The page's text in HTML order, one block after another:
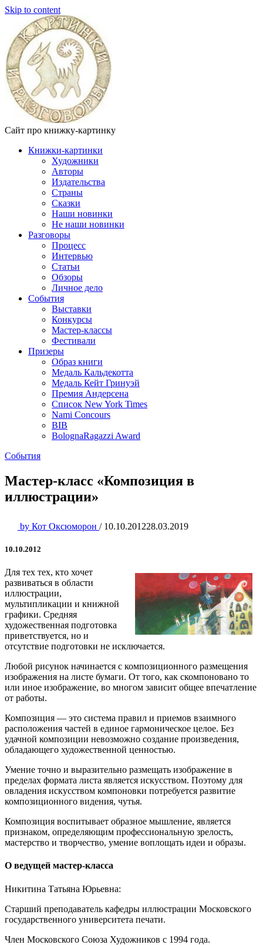
Skip to content
Сайт про книжку-картинку
Книжки-картинки
Художники
Авторы
Издательства
Страны
Сказки
Наши новинки
Не наши новинки
Разговоры
Процесс
Интервью
Статьи
Обзоры
Личное дело
События
Выставки
Конкурсы
Мастер-классы
Фестивали
Призеры
Образ книги
Медаль Кальдекотта
Медаль Кейт Гринуэй
Премия Андерсена
Список New York Times
Nami Concours
BIB
BolognaRagazzi Award
События
Мастер-класс «Композиция в
иллюстрации»
by Кот Оксюморон / 10.10.201228.03.2019
10.10.2012
Для тех тех, кто хочет
развиваться в области
иллюстрации,
мультипликации и книжной
графики. Средняя
художественная подготовка
приветствуется, но и
отсутствие подготовки не исключается.
Любой рисунок начинается с композиционного размещения
изображения на листе бумаги. От того, как скомпоновано то
или иное изображение, во многом зависит общее впечатление
от работы.
Композиция — это система правил и приемов взаимного
расположения частей в единое гармоническое целое. Без
удачной композиции невозможно создание произведения,
обладающего художественной ценностью.
Умение точно и выразительно размещать изображение в
пределах формата листа является искусством. Поэтому для
овладения искусством компоновки потребуется развитие
композиционного видения, чутья.
Композиция воспитывает образное мышление, является
признаком, определяющим профессиональную зрелость,
мастерство и творчество, умение воплощать идеи и образы.
О ведущей мастер-класса
Никитина Татьяна Юрьевна:
Старший преподаватель кафедры иллюстрации Московского
государственного университета печати.
Член Московского Союза Художников с 1994 года.